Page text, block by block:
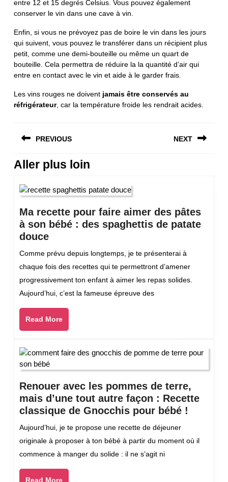
entre 12 et 15 degrés Celsius. Vous pouvez également
conserver le vin dans une cave à vin.
Enfin, si vous ne prévoyez pas de boire le vin dans les jours
qui suivent, vous pouvez le transférer dans un récipient plus
petit, comme une demi-bouteille ou même un quart de
bouteille. Cela permettra de réduire la la quantité d’air qui
entre en contact avec le vin et aide à le garder frais.
Les vins rouges ne doivent jamais être conservés au
réfrigérateur, car la température froide les rendrait acides.
de
l’article
PREVIOUS
Previous
NEXT
Aller plus loin
Ma recette pour faire aimer des pâtes
à son bébé : des spaghettis de patate
douceMa
recette
faire
aimer
des
pâtes
à
son
:
des
spaghettis
de
patate
douce
Comme prévu depuis longtemps, je te présenterai à
chaque fois des recettes qui te permettront d’amener
progressivement ton enfant à aimer les repas solides.
Aujourd’hui, c’est la fameuse épreuve des
Read MoreRead
More
Renouer avec les pommes de terre,
mais d’une tout autre façon : Recette
classique de Gnocchis pour bébé !
Aujourd’hui, je te propose une recette de déjeuner
originale à proposer à ton bébé à partir du moment où il
commence à manger du solide : il ne s’agit ni
Read MoreRead